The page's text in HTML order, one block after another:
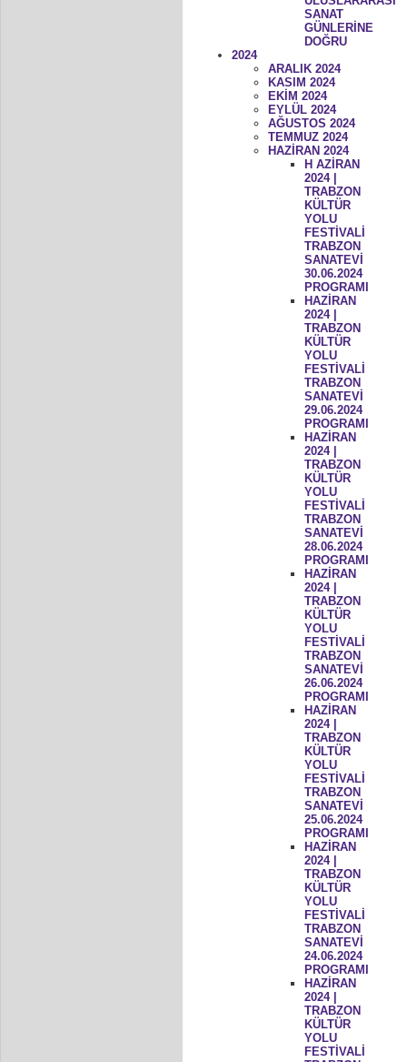
SANAT
GÜNLERİNE
DOĞRU
2024
ARALIK 2024
KASIM 2024
EKİM 2024
EYLÜL 2024
AĞUSTOS 2024
TEMMUZ 2024
HAZİRAN 2024
H AZİRAN
2024 |
TRABZON
KÜLTÜR
YOLU
FESTİVALİ
TRABZON
SANATEVİ
30.06.2024
PROGRAMI
HAZİRAN
2024 |
TRABZON
KÜLTÜR
YOLU
FESTİVALİ
TRABZON
SANATEVİ
29.06.2024
PROGRAMI
HAZİRAN
2024 |
TRABZON
KÜLTÜR
YOLU
FESTİVALİ
TRABZON
SANATEVİ
28.06.2024
PROGRAMI
HAZİRAN
2024 |
TRABZON
KÜLTÜR
YOLU
FESTİVALİ
TRABZON
SANATEVİ
26.06.2024
PROGRAMI
HAZİRAN
2024 |
TRABZON
KÜLTÜR
YOLU
FESTİVALİ
TRABZON
SANATEVİ
25.06.2024
PROGRAMI
HAZİRAN
2024 |
TRABZON
KÜLTÜR
YOLU
FESTİVALİ
TRABZON
SANATEVİ
24.06.2024
PROGRAMI
HAZİRAN
2024 |
TRABZON
KÜLTÜR
YOLU
FESTİVALİ